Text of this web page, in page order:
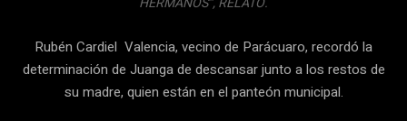
Rubén Cardiel Valencia, vecino de Parácuaro, recordó la
determinación de Juanga de descansar junto a los restos de
su madre, quien están en el panteón municipal.